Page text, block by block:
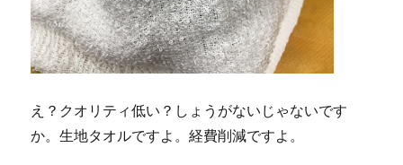
え？クオリティ低い？しょうがないじゃないです
か。生地タオルですよ。経費削減ですよ。